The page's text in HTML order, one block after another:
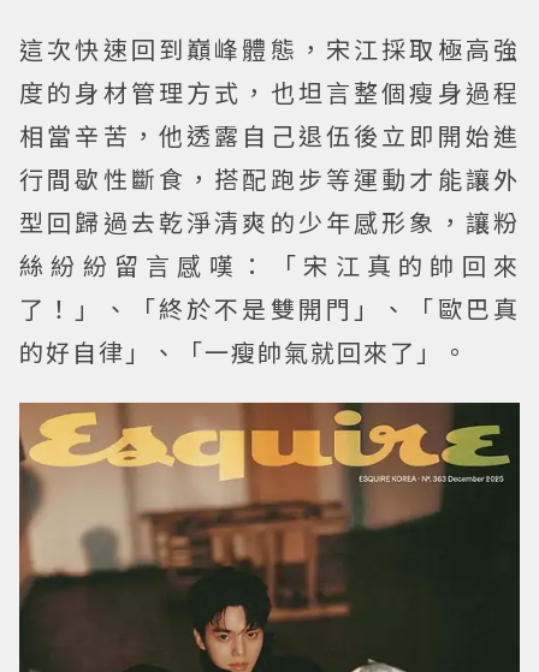
這次快速回到巔峰體態，宋江採取極高強
度的身材管理方式，也坦言整個瘦身過程
相當辛苦，他透露自己退伍後立即開始進
行間歇性斷食，搭配跑步等運動才能讓外
型回歸過去乾淨清爽的少年感形象，讓粉
絲紛紛留言感嘆：「宋江真的帥回來
了！」、「終於不是雙開門」、「歐巴真
的好自律」、「一瘦帥氣就回來了」。